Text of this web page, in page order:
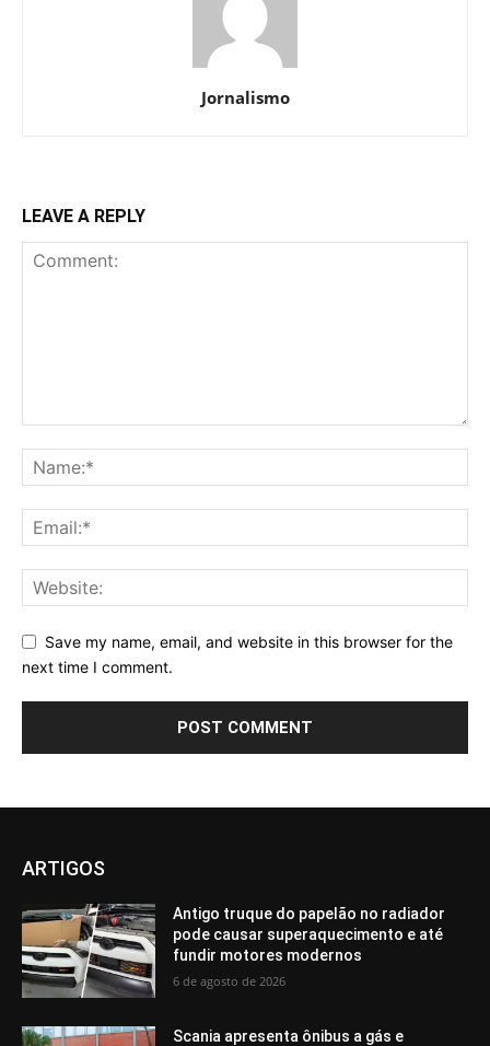
Jornalismo
LEAVE A REPLY
Save my name, email, and website in this browser for the
next time I comment.
ARTIGOS
Antigo truque do papelão no radiador
pode causar superaquecimento e até
fundir motores modernos
6 de agosto de 2026
Scania apresenta ônibus a gás e